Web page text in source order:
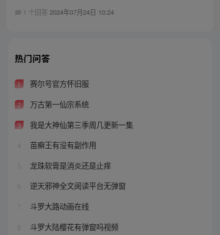
1 个回答 2024年07月24日 10:24
热门问答
1 赛尔号官方怀旧服
2 万古第一仙宗系统
3 我是大神仙第三季周几更新一集
4 苗癣王有没有副作用
5 龙珠软膏是消炎还是止痒
6 逆天邪神全文阅读平台无弹窗
7 斗罗大路动画在线
8 斗罗大陆樱花有弹窗吗视频